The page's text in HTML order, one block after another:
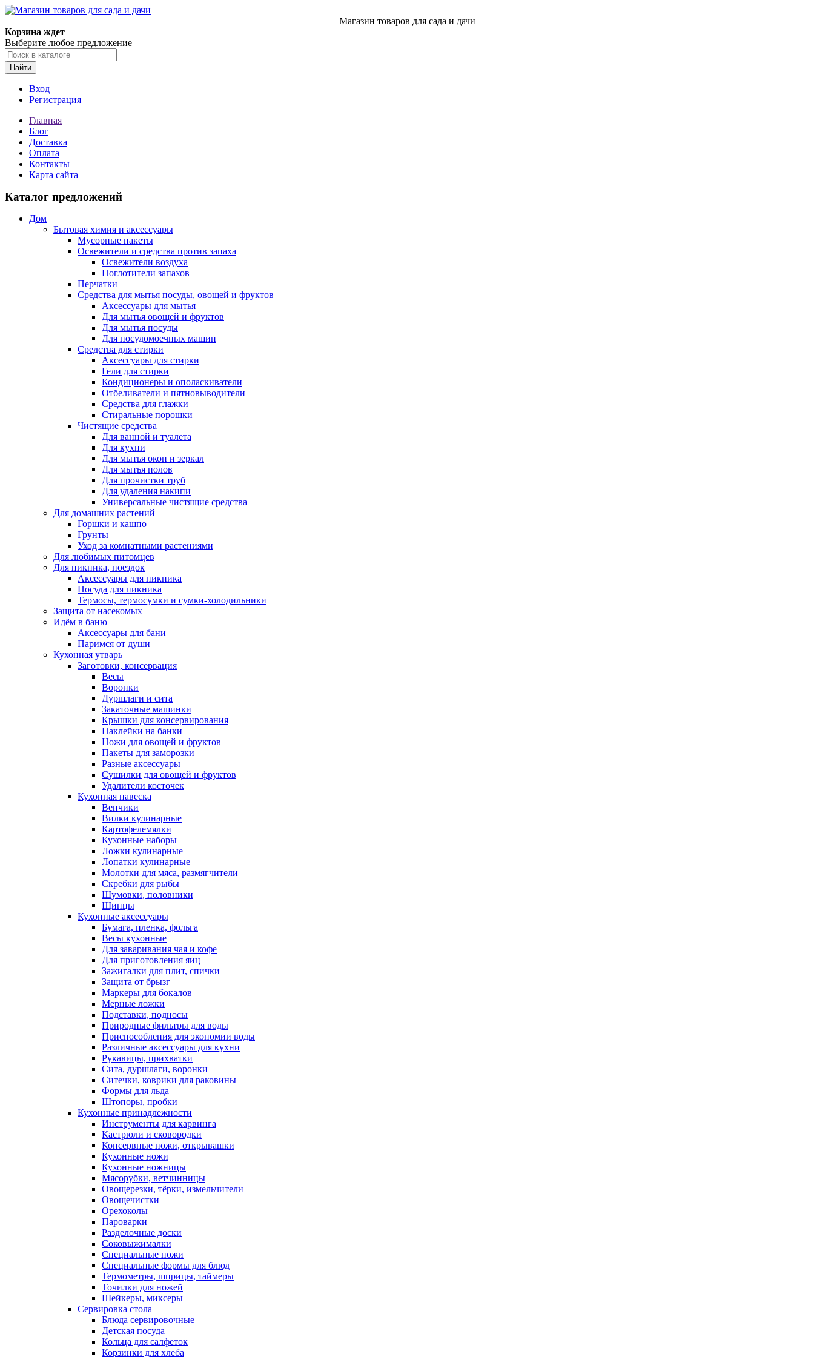
Магазин товаров для сада и дачи
Корзина ждет
Выберите любое предложение
Найти
Вход
Регистрация
Главная
Блог
Доставка
Оплата
Контакты
Карта сайта
Каталог предложений
Дом
Бытовая химия и аксессуары
Мусорные пакеты
Освежители и средства против запаха
Освежители воздуха
Поглотители запахов
Перчатки
Средства для мытья посуды, овощей и фруктов
Аксессуары для мытья
Для мытья овощей и фруктов
Для мытья посуды
Для посудомоечных машин
Средства для стирки
Аксессуары для стирки
Гели для стирки
Кондиционеры и ополаскиватели
Отбеливатели и пятновыводители
Средства для глажки
Стиральные порошки
Чистящие средства
Для ванной и туалета
Для кухни
Для мытья окон и зеркал
Для мытья полов
Для прочистки труб
Для удаления накипи
Универсальные чистящие средства
Для домашних растений
Горшки и кашпо
Грунты
Уход за комнатными растениями
Для любимых питомцев
Для пикника, поездок
Аксессуары для пикника
Посуда для пикника
Термосы, термосумки и сумки-холодильники
Защита от насекомых
Идём в баню
Аксессуары для бани
Паримся от души
Кухонная утварь
Заготовки, консервация
Весы
Воронки
Дуршлаги и сита
Закаточные машинки
Крышки для консервирования
Наклейки на банки
Ножи для овощей и фруктов
Пакеты для заморозки
Разные аксессуары
Сушилки для овощей и фруктов
Удалители косточек
Кухонная навеска
Венчики
Вилки кулинарные
Картофелемялки
Кухонные наборы
Ложки кулинарные
Лопатки кулинарные
Молотки для мяса, размягчители
Скребки для рыбы
Шумовки, половники
Щипцы
Кухонные аксессуары
Бумага, пленка, фольга
Весы кухонные
Для заваривания чая и кофе
Для приготовления яиц
Зажигалки для плит, спички
Защита от брызг
Маркеры для бокалов
Мерные ложки
Подставки, подносы
Природные фильтры для воды
Приспособления для экономии воды
Различные аксессуары для кухни
Рукавицы, прихватки
Сита, дуршлаги, воронки
Ситечки, коврики для раковины
Формы для льда
Штопоры, пробки
Кухонные принадлежности
Инструменты для карвинга
Кастрюли и сковородки
Консервные ножи, открывашки
Кухонные ножи
Кухонные ножницы
Мясорубки, ветчинницы
Овощерезки, тёрки, измельчители
Овощечистки
Орехоколы
Пароварки
Разделочные доски
Соковыжималки
Специальные ножи
Специальные формы для блюд
Термометры, шприцы, таймеры
Точилки для ножей
Шейкеры, миксеры
Сервировка стола
Блюда сервировочные
Детская посуда
Кольца для салфеток
Корзинки для хлеба